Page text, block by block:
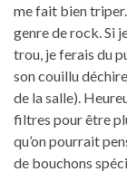
me fait bien triper.
genre de rock. Si
trou, je ferais du
son couillu
de la salle).
filtres pour être
qu’on pourrait
de bouchons